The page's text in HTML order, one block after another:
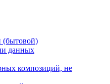
(бытовой)
данных
композиций, не